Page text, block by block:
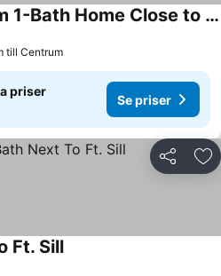
Charming 2-Bedroom 1-Bath Home Close to Downtown
till Centrum
priser
Se priser
Dela
Ft. SillSe priser